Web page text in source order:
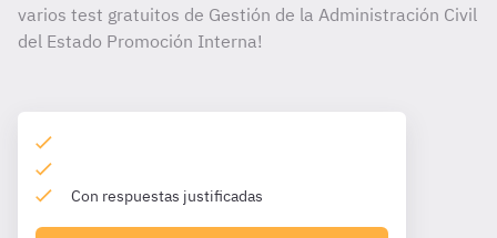
varios test gratuitos de Gestión de la Administración Civil
del Estado Promoción Interna!
Con respuestas justificadas